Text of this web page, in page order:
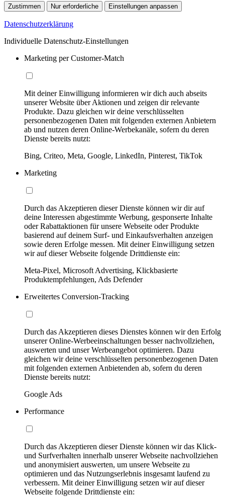
Zustimmen Nur erforderliche Einstellungen anpassen
Datenschutzerklärung
Individuelle Datenschutz-Einstellungen
Marketing per Customer-Match
Mit deiner Einwilligung informieren wir dich auch abseits
unserer Website über Aktionen und zeigen dir relevante
Produkte. Dazu gleichen wir deine verschlüsselten
personenbezogenen Daten mit folgenden externen Anbietern
ab und nutzen deren Online-Werbekanäle, sofern du deren
Dienste bereits nutzt:
Bing, Criteo, Meta, Google, LinkedIn, Pinterest, TikTok
Marketing
Durch das Akzeptieren dieser Dienste können wir dir auf
deine Interessen abgestimmte Werbung, gesponserte Inhalte
oder Rabattaktionen für unsere Webseite oder Produkte
basierend auf deinem Surf- und Einkaufsverhalten anzeigen
sowie deren Erfolge messen. Mit deiner Einwilligung setzen
wir auf dieser Webseite folgende Drittdienste ein:
Meta-Pixel, Microsoft Advertising, Klickbasierte
Produktempfehlungen, Ads Defender
Erweitertes Conversion-Tracking
Durch das Akzeptieren dieses Dienstes können wir den Erfolg
unserer Online-Werbeeinschaltungen besser nachvollziehen,
auswerten und unser Werbeangebot optimieren. Dazu
gleichen wir deine verschlüsselten personenbezogenen Daten
mit folgenden externen Anbietenden ab, sofern du deren
Dienste bereits nutzt:
Google Ads
Performance
Durch das Akzeptieren dieser Dienste können wir das Klick-
und Surfverhalten innerhalb unserer Webseite nachvollziehen
und anonymisiert auswerten, um unsere Webseite zu
optimieren und das Nutzungserlebnis insgesamt laufend zu
verbessern. Mit deiner Einwilligung setzen wir auf dieser
Webseite folgende Drittdienste ein: